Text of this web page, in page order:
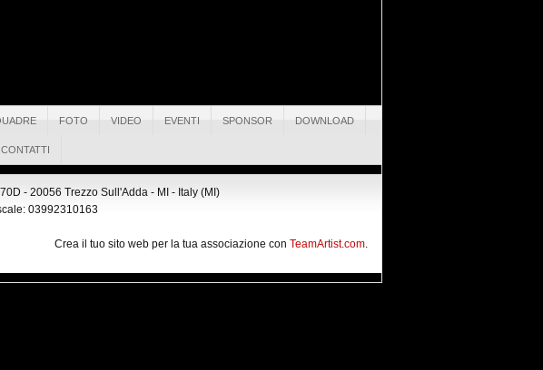
FOTO VIDEO EVENTI SPONSOR DOWNLOAD
CONTATTI
- 20056 Trezzo Sull'Adda - MI - Italy (MI)
03992310163
Crea il tuo sito web per la tua associazione con TeamArtist.com.